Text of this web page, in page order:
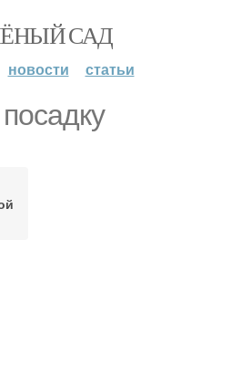
САД
новости статьи